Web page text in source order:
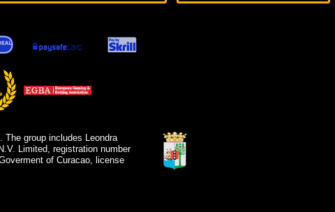
group includes Leondra
Limited, registration number
of Curacao, license